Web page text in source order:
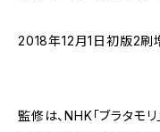
2018年12月1日初版2刷
監修は、NHK「ブラタモ